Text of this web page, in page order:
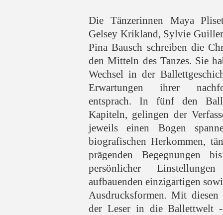
Die Tänzerinnen Maya
Gelsey Krikland, Sylvie
Pina Bausch schreiben die
den Mitteln des Tanzes. Sie
Wechsel in der
Erwartungen ihrer
entsprach. In fünf den
Kapiteln, gelingen der
jeweils einen Bogen
biografischen Herkommen,
prägenden Begegnungen
persönlicher
aufbauenden einzigartigen
Ausdrucksformen. Mit
der Leser in die Ballettwelt